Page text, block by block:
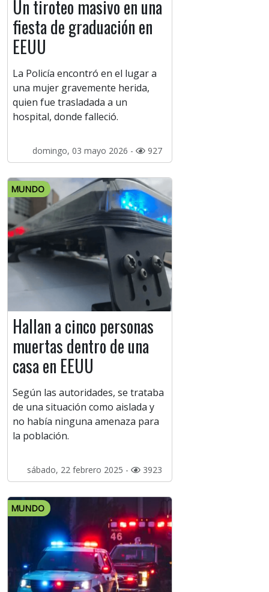
Un tiroteo masivo en una
fiesta de graduación en
EEUU
La Policía encontró en el lugar a
una mujer gravemente herida,
quien fue trasladada a un
hospital, donde falleció.
domingo, 03 mayo 2026 - 927
MUNDO
Hallan a cinco personas
muertas dentro de una
casa en EEUU
Según las autoridades, se trataba
de una situación como aislada y
no había ninguna amenaza para
la población.
sábado, 22 febrero 2025 - 3923
MUNDO